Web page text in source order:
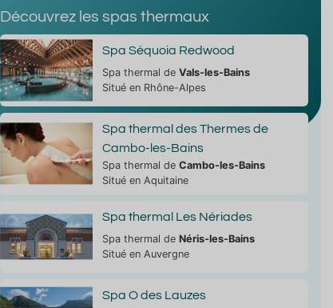
Découvrez les spas thermaux
Spa Séquoia Redwood
Spa thermal de Vals-les-Bains
Situé en Rhône-Alpes
Spa thermal des Thermes de
Cambo-les-Bains
Spa thermal de Cambo-les-Bains
Situé en Aquitaine
Spa thermal Les Nériades
Spa thermal de Néris-les-Bains
Situé en Auvergne
Spa O des Lauzes